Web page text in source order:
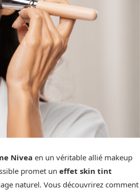
Nivea en un véritable allié makeup
promet un effet skin tint
naturel. Vous découvrirez comment